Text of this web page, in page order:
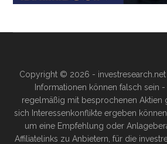
Copyright © 2026 - investresearch.net
Informationen können falsch sein -
regelmäßig mit besprochenen Aktien
sich Interessenkonflikte ergeben
um eine Empfehlung oder
Affiliatelinks zu Anbietern, für die